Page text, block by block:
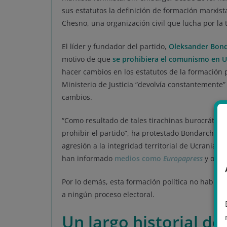
sus estatutos la definición de formación
Chesno, una organización civil que lucha por
El líder y fundador del partido, Oleksander
motivo de que se prohibiera el comunismo en
hacer cambios en los estatutos de la
Ministerio de Justicia “devolvía
cambios.
“Como resultado de tales tirachinas
prohibir el partido”, ha protestado Bondarchuk,
agresión a la integridad territorial de Ucrania
han informado medios como Europapress y
Por lo demás, esta formación política no había
a ningún proceso electoral.
Un largo historial